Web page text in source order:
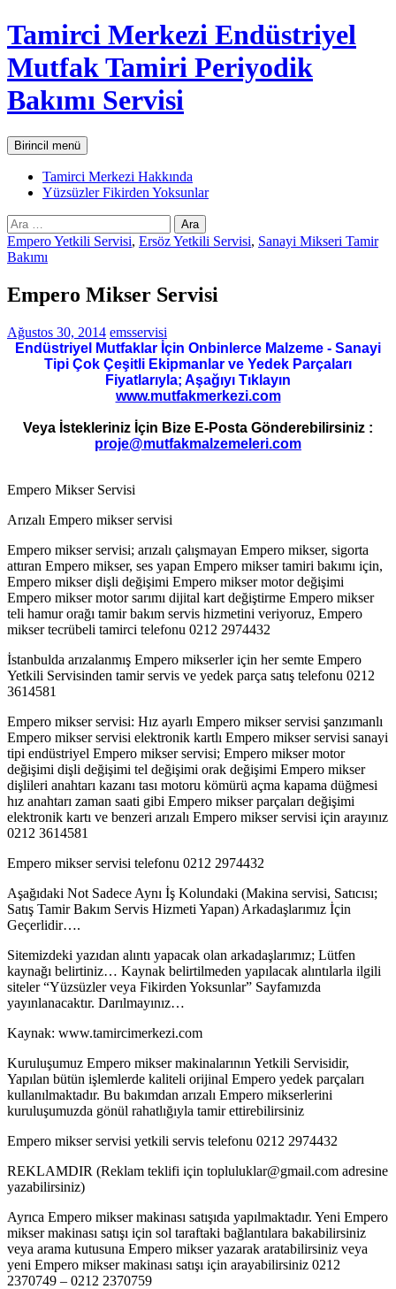
İçeriğe
atla
Tamirci Merkezi Endüstriyel
Mutfak Tamiri Periyodik
Bakımı Servisi
AraBirincil menü
Tamirci Merkezi Hakkında
Yüzsüzler Fikirden Yoksunlar
Arama:
Empero Yetkili Servisi, Ersöz Yetkili Servisi, Sanayi Mikseri Tamir
Bakımı
Empero Mikser Servisi
Ağustos 30, 2014 emsservisi
Endüstriyel Mutfaklar İçin Onbinlerce Malzeme - Sanayi
Tipi Çok Çeşitli Ekipmanlar ve Yedek Parçaları
Fiyatlarıyla; Aşağıyı Tıklayın
www.mutfakmerkezi.com
Veya İstekleriniz İçin Bize E-Posta Gönderebilirsiniz :
proje@mutfakmalzemeleri.com
Empero Mikser Servisi
Arızalı Empero mikser servisi
Empero mikser servisi; arızalı çalışmayan Empero mikser, sigorta
attıran Empero mikser, ses yapan Empero mikser tamiri bakımı için,
Empero mikser dişli değişimi Empero mikser motor değişimi
Empero mikser motor sarımı dijital kart değiştirme Empero mikser
teli hamur orağı tamir bakım servis hizmetini veriyoruz, Empero
mikser tecrübeli tamirci telefonu 0212 2974432
İstanbulda arızalanmış Empero mikserler için her semte Empero
Yetkili Servisinden tamir servis ve yedek parça satış telefonu 0212
3614581
Empero mikser servisi: Hız ayarlı Empero mikser servisi şanzımanlı
Empero mikser servisi elektronik kartlı Empero mikser servisi sanayi
tipi endüstriyel Empero mikser servisi; Empero mikser motor
değişimi dişli değişimi tel değişimi orak değişimi Empero mikser
dişlileri anahtarı kazanı tası motoru kömürü açma kapama düğmesi
hız anahtarı zaman saati gibi Empero mikser parçaları değişimi
elektronik kartı ve benzeri arızalı Empero mikser servisi için arayınız
0212 3614581
Empero mikser servisi telefonu 0212 2974432
Aşağıdaki Not Sadece Aynı İş Kolundaki (Makina servisi, Satıcısı;
Satış Tamir Bakım Servis Hizmeti Yapan) Arkadaşlarımız İçin
Geçerlidir….
Sitemizdeki yazıdan alıntı yapacak olan arkadaşlarımız; Lütfen
kaynağı belirtiniz… Kaynak belirtilmeden yapılacak alıntılarla ilgili
siteler “Yüzsüzler veya Fikirden Yoksunlar” Sayfamızda
yayınlanacaktır. Darılmayınız…
Kaynak: www.tamircimerkezi.com
Kuruluşumuz Empero mikser makinalarının Yetkili Servisidir,
Yapılan bütün işlemlerde kaliteli orijinal Empero yedek parçaları
kullanılmaktadır. Bu bakımdan arızalı Empero mikserlerini
kuruluşumuzda gönül rahatlığıyla tamir ettirebilirsiniz
Empero mikser servisi yetkili servis telefonu 0212 2974432
REKLAMDIR (Reklam teklifi için topluluklar@gmail.com adresine
yazabilirsiniz)
Ayrıca Empero mikser makinası satışıda yapılmaktadır. Yeni Empero
mikser makinası satışı için sol taraftaki bağlantılara bakabilirsiniz
veya arama kutusuna Empero mikser yazarak aratabilirsiniz veya
yeni Empero mikser makinası satışı için arayabilirsiniz 0212
2370749 – 0212 2370759